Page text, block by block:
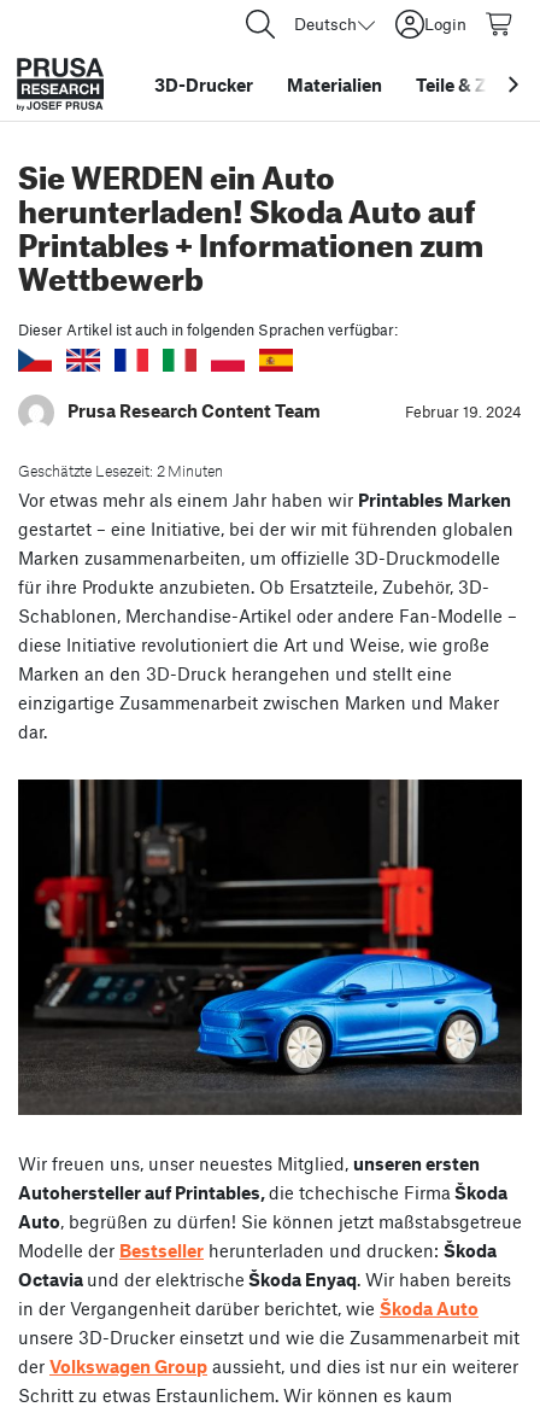
Deutsch Login
3D-Drucker Materialien Teile&
Sie WERDEN ein Auto
herunterladen! Skoda Auto auf
Printables + Informationen zum
Wettbewerb
Dieser Artikel ist auch in folgenden Sprachen verfügbar:
Prusa Research Content Team Februar 19. 2024
Geschätzte Lesezeit: 2 Minuten
Vor etwas mehr als einem Jahr haben wir Printables Marken
gestartet – eine Initiative, bei der wir mit führenden globalen
Marken zusammenarbeiten, um offizielle 3D-Druckmodelle
für ihre Produkte anzubieten. Ob Ersatzteile, Zubehör, 3D-
Schablonen, Merchandise-Artikel oder andere Fan-Modelle –
diese Initiative revolutioniert die Art und Weise, wie große
Marken an den 3D-Druck herangehen und stellt eine
einzigartige Zusammenarbeit zwischen Marken und Maker
dar.
Wir freuen uns, unser neuestes Mitglied, unseren ersten
Autohersteller auf Printables,die tchechische Firma Škoda
Auto, begrüßen zu dürfen! Sie können jetzt maßstabsgetreue
Modelle der Bestseller herunterladen und drucken: Škoda
Octavia und der elektrische Škoda Enyaq. Wir haben bereits
in der Vergangenheit darüber berichtet, wie Škoda Auto
unsere 3D-Drucker einsetzt und wie die Zusammenarbeit mit
der Volkswagen Group aussieht, und dies ist nur ein weiterer
Schritt zu etwas Erstaunlichem. Wir können es kaum